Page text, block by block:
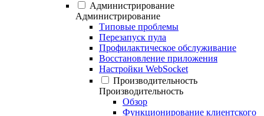
Администрирование
Администрирование
Типовые проблемы
Перезапуск пула
Профилактическое обслуживание
Восстановление приложения
Настройки WebSocket
Производительность
Производительность
Обзор
Функционирование клиентского